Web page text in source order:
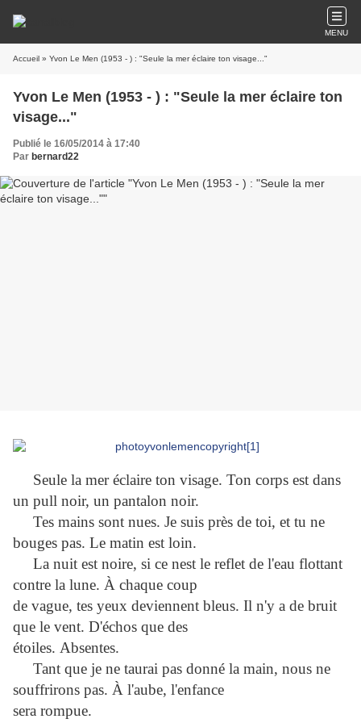
MENU
Accueil » Yvon Le Men (1953 - ) : "Seule la mer éclaire ton visage..."
Yvon Le Men (1953 - ) : "Seule la mer éclaire ton
visage..."
Publié le 16/05/2014 à 17:40
Par bernard22
Seule la mer éclaire ton visage. Ton corps est dans
un pull noir, un pantalon noir.
Tes mains sont nues. Je suis près de toi, et tu ne
bouges pas. Le matin est loin.
La nuit est noire, si ce nest le reflet de l'eau flottant
contre la lune. À chaque coup
de vague, tes yeux deviennent bleus. Il n'y a de bruit
que le vent. D'échos que des
étoiles. Absentes.
Tant que je ne taurai pas donné la main, nous ne
souffrirons pas. À l'aube, l'enfance
sera rompue.